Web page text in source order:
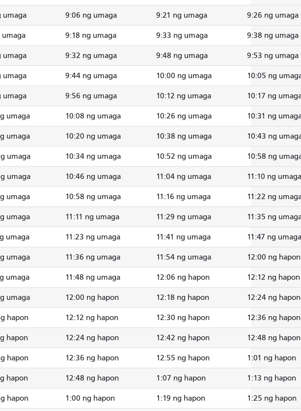
umaga 9:06 ng umaga 9:21 ng umaga 9:26 ng umaga
umaga 9:18 ng umaga 9:33 ng umaga 9:38 ng umaga
umaga 9:32 ng umaga 9:48 ng umaga 9:53 ng umaga
umaga 9:44 ng umaga 10:00 ng umaga 10:05 ng
umaga 9:56 ng umaga 10:12 ng umaga 10:17 ng
umaga 10:08 ng umaga 10:26 ng umaga 10:31 ng
umaga 10:20 ng umaga 10:38 ng umaga 10:43 ng
umaga 10:34 ng umaga 10:52 ng umaga 10:58 ng
umaga 10:46 ng umaga 11:04 ng umaga 11:10 ng umaga
umaga 10:58 ng umaga 11:16 ng umaga 11:22 ng
umaga 11:11 ng umaga 11:29 ng umaga 11:35 ng
umaga 11:23 ng umaga 11:41 ng umaga 11:47 ng umaga
umaga 11:36 ng umaga 11:54 ng umaga 12:00 ng hapon
umaga 11:48 ng umaga 12:06 ng hapon 12:12 ng hapon
umaga 12:00 ng hapon 12:18 ng hapon 12:24 ng hapon
hapon 12:12 ng hapon 12:30 ng hapon 12:36 ng hapon
hapon 12:24 ng hapon 12:42 ng hapon 12:48 ng hapon
hapon 12:36 ng hapon 12:55 ng hapon 1:01 ng hapon
hapon 12:48 ng hapon 1:07 ng hapon 1:13 ng hapon
hapon 1:00 ng hapon 1:19 ng hapon 1:25 ng hapon